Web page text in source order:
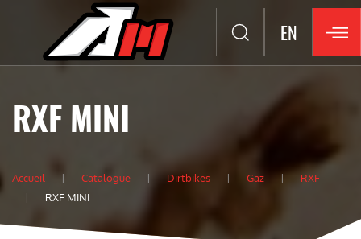
EN
RXF MINI
Accueil Catalogue Dirtbikes Gaz
RXF
RXF MINI